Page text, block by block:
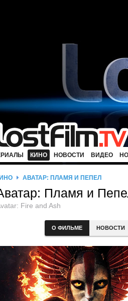
КИНО НОВОСТИ ВИДЕО
АВАТАР: ПЛАМЯ И ПЕПЕЛ
Пламя и
Fire and Ash
О ФИЛЬМЕ НОВОСТИ